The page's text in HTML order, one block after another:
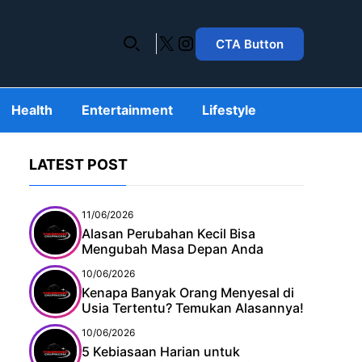
X Instagram
CTA Button
Health Entertainment Lifestyle
LATEST POST
11/06/2026
Alasan Perubahan Kecil Bisa
Mengubah Masa Depan Anda
10/06/2026
Kenapa Banyak Orang Menyesal di
Usia Tertentu? Temukan Alasannya!
10/06/2026
5 Kebiasaan Harian untuk